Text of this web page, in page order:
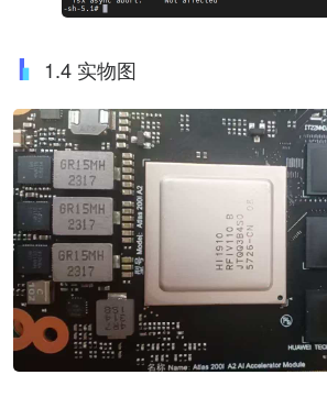
1.4 实物图